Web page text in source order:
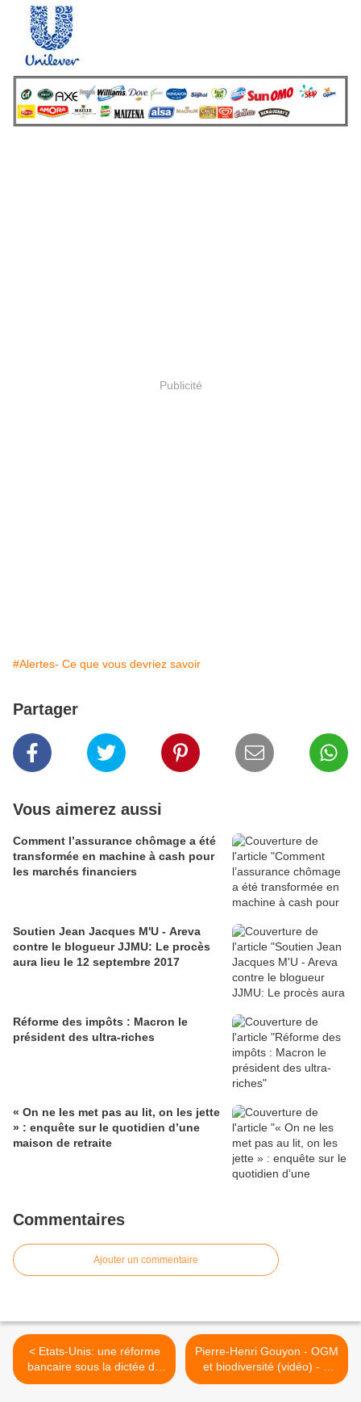
Publicité
#Alertes- Ce que vous devriez savoir
Partager
Vous aimerez aussi
Comment l’assurance chômage a été
transformée en machine à cash pour
les marchés financiers
Soutien Jean Jacques M'U - Areva
contre le blogueur JJMU: Le procès
aura lieu le 12 septembre 2017
Réforme des impôts : Macron le
président des ultra-riches
« On ne les met pas au lit, on les jette
» : enquête sur le quotidien d’une
maison de retraite
Commentaires
Ajouter un commentaire
< Etats-Unis: une réforme
bancaire sous la dictée de
Wall Street
Pierre-Henri Gouyon - OGM
et biodiversité (vidéo) - A
écouter! >